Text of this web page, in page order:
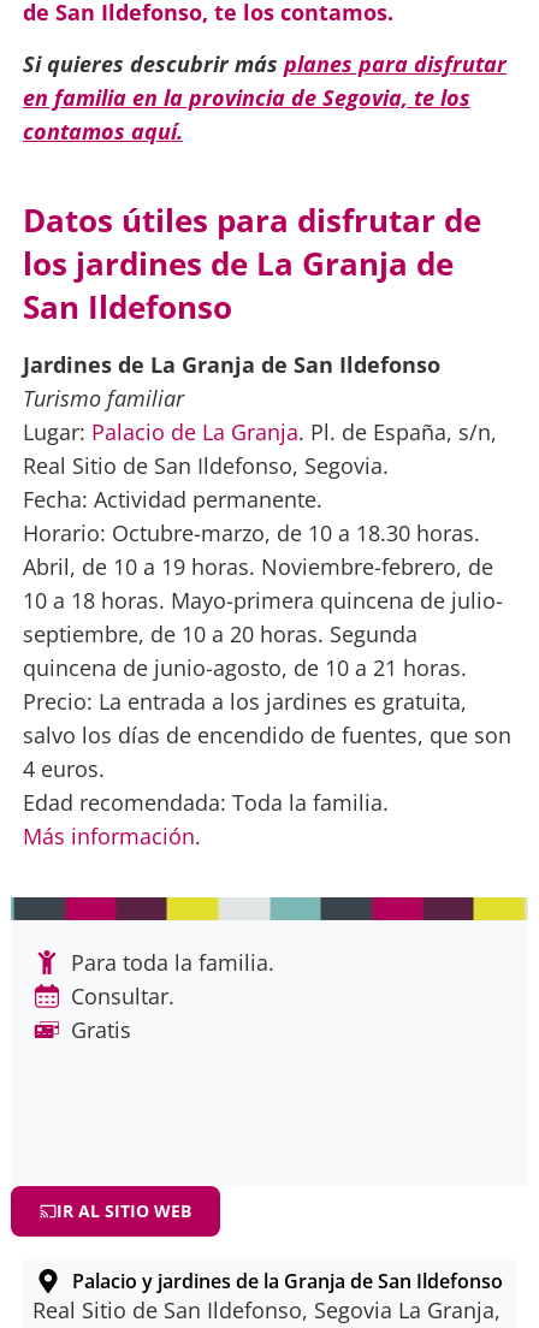
de San Ildefonso, te los contamos.
Si quieres descubrir más planes para disfrutar
en familia en la provincia de Segovia, te los
contamos aquí.
Datos útiles para disfrutar de
los jardines de La Granja de
San Ildefonso
Jardines de La Granja de San Ildefonso
Turismo familiar
Lugar: Palacio de La Granja. Pl. de España, s/n,
Real Sitio de San Ildefonso, Segovia.
Fecha: Actividad permanente.
Horario: Octubre-marzo, de 10 a 18.30 horas.
Abril, de 10 a 19 horas. Noviembre-febrero, de
10 a 18 horas. Mayo-primera quincena de julio-
septiembre, de 10 a 20 horas. Segunda
quincena de junio-agosto, de 10 a 21 horas.
Precio: La entrada a los jardines es gratuita,
salvo los días de encendido de fuentes, que son
4 euros.
Edad recomendada: Toda la familia.
Más información.
Para toda la familia.
Consultar.
Gratis
IR AL SITIO WEB
Palacio y jardines de la Granja de San Ildefonso
Real Sitio de San Ildefonso, Segovia La Granja,